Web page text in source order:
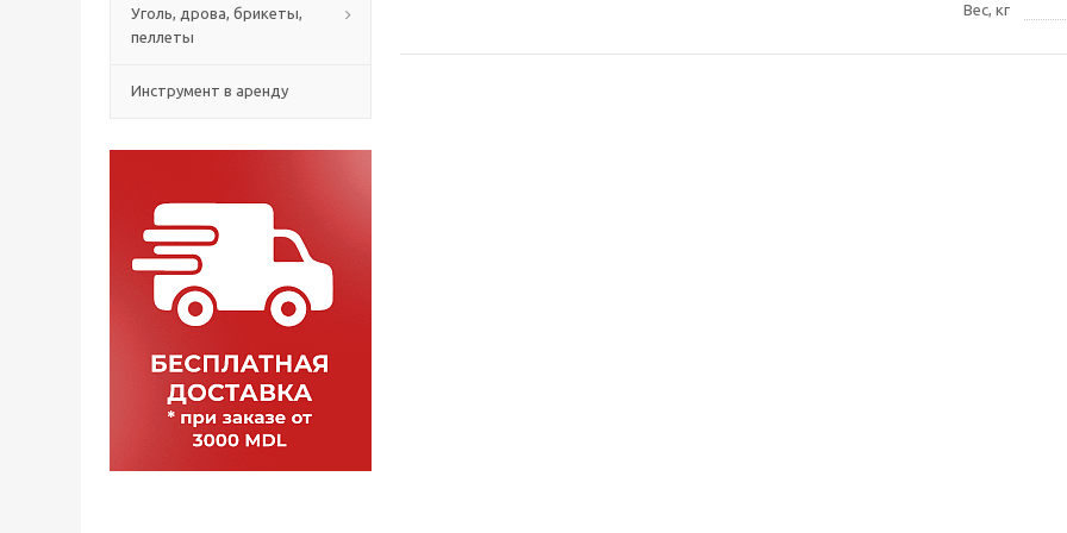
Уголь, дрова, брикеты,
пеллеты
Инструмент в аренду
Вес, кг